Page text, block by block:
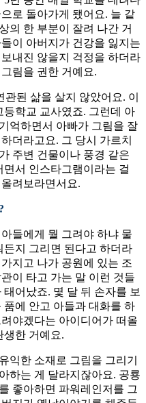
로 돌아가게 됐어요. 늘 같
의 한 부분이 잘려 나간 거
이 아버지가 건강을 잃지는
내진 않을지 걱정을 하더라
림을 권한 거예요.
관된 삶을 살지 않았어요. 이
학교 교사였죠. 그런데 아
억하면서 아빠가 그림을 잘
더라고요. 그 당시 가르치
주변 건물이나 풍경 같은
서 인스타그램이라는 걸
려보라면서요.
들에게 뭘 그려야 하냐 물
지 그리면 된다고 하더라
지고 나가 공원에 있는 조
이 타고 가는 말 이런 것들
어났죠. 몇 달 뒤 손자를 보
에 안고 아들과 대화를 하
야겠다는 아이디어가 떠올
생한 거예요.
익한 소재로 그림을 그리기
하는 게 달라지잖아요. 공룡
좋아하면 파워레인저를 그